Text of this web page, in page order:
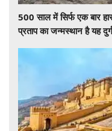
500 साल में सिर्फ एक बार
प्रताप का जन्मस्थान है यह दुर्ग